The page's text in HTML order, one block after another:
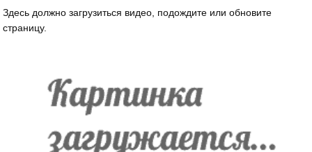
Здесь должно загрузиться видео, подождите или обновите
страницу.